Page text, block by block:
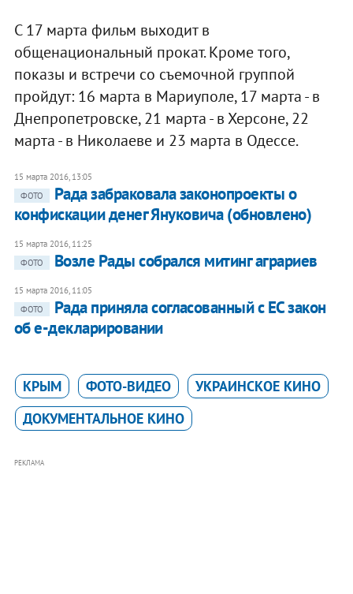
С 17 марта фильм выходит в
общенациональный прокат. Кроме того,
показы и встречи со съемочной группой
пройдут: 16 марта в Мариуполе, 17 марта - в
Днепропетровске, 21 марта - в Херсоне, 22
марта - в Николаеве и 23 марта в Одессе.
15 марта 2016, 13:05
ФОТО
Рада забраковала законопроекты о
конфискации денег Януковича (обновлено)
15 марта 2016, 11:25
ФОТО
Возле Рады собрался митинг аграриев
15 марта 2016, 11:05
ФОТО
Рада приняла согласованный с ЕС закон
об e-декларировании
КРЫМ ФОТО-ВИДЕО
УКРАИНСКОЕ КИНО
ДОКУМЕНТАЛЬНОЕ КИНО
РЕКЛАМА